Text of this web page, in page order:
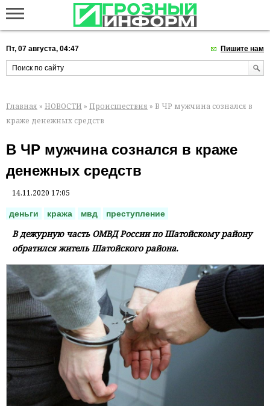
Пт, 07 августа, 04:47 Пишите нам
Главная » НОВОСТИ » Происшествия » В ЧР мужчина сознался в
краже денежных средств
В ЧР мужчина сознался в краже
денежных средств
14.11.2020 17:05
деньги кража мвд преступление
В дежурную часть ОМВД России по Шатойскому району
обратился житель Шатойского района.